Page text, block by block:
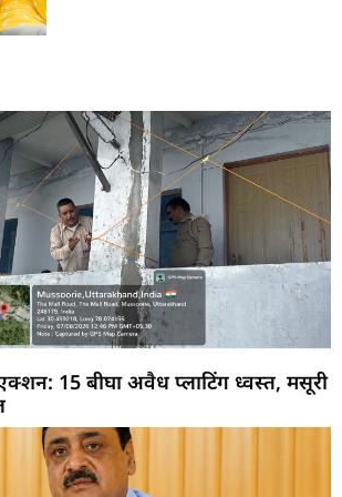
15 बीघा अवैध प्लाटिंग ध्वस्त, मसूरी